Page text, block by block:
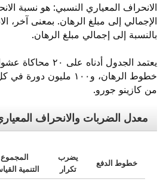
الانحراف المعياري النسبي: هو نسبة
الإجمالي إلى مبلغ الرهان. بمعنى آخر،
بالنسبة إلى إجمالي مبلغ الرهان.
يعتمد الجدول أدناه
خطوط الرهان، و١٠٠ مليون
من كازينو جورو.
معدل الضربات والانحراف المعياري
خطوط الدفع
يضرب
تكرار
المجموع
التنمية